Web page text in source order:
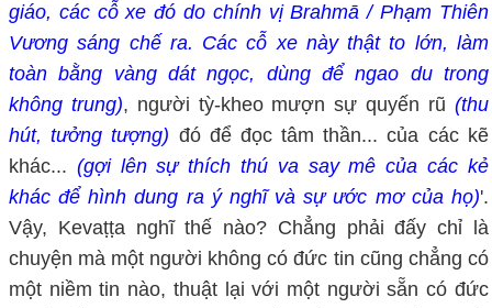
giáo, các cỗ xe đó do chính vị Brahmā / Phạm Thiên
Vương sáng chế ra. Các cỗ xe này thật to lớn, làm
toàn bằng vàng dát ngọc, dùng để ngao du trong
không trung), người tỳ-kheo mượn sự quyến rũ (thu
hút, tưởng tượng) đó để đọc tâm thần... của các kẽ
khác... (gợi lên sự thích thú va say mê của các kẻ
khác để hình dung ra ý nghĩ và sự ước mơ của họ)'.
Vậy, Kevaṭṭa nghĩ thế nào? Chẳng phải đấy chỉ là
chuyện mà một người không có đức tin cũng chẳng có
một niềm tin nào, thuật lại với một người sẵn có đức